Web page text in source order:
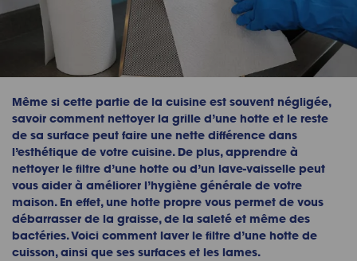
Même si cette partie de la cuisine est souvent négligée,
savoir comment nettoyer la grille d’une hotte et le reste
de sa surface peut faire une nette différence dans
l’esthétique de votre cuisine. De plus, apprendre à
nettoyer le filtre d’une hotte ou d’un lave-vaisselle peut
vous aider à améliorer l’hygiène générale de votre
maison. En effet, une hotte propre vous permet de vous
débarrasser de la graisse, de la saleté et même des
bactéries. Voici comment laver le filtre d’une hotte de
cuisson, ainsi que ses surfaces et les lames.